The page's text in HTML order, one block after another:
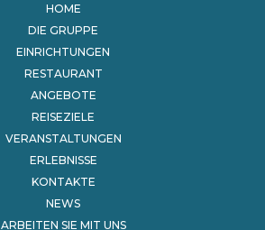
HOME
DIE GRUPPE
EINRICHTUNGEN
RESTAURANT
ANGEBOTE
REISEZIELE
VERANSTALTUNGEN
ERLEBNISSE
KONTAKTE
NEWS
ARBEITEN SIE MIT UNS